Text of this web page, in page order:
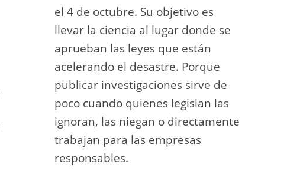
el 4 de octubre. Su objetivo es
llevar la ciencia al lugar donde se
aprueban las leyes que están
acelerando el desastre. Porque
publicar investigaciones sirve de
poco cuando quienes legislan las
ignoran, las niegan o directamente
trabajan para las empresas
responsables.